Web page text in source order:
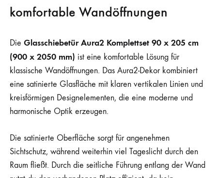
komfortable Wandöffnungen
Die Glasschiebetür Aura2 Komplettset 90 x 205 cm
(900 x 2050 mm) ist eine komfortable Lösung für
klassische Wandöffnungen. Das Aura2-Dekor kombiniert
eine satinierte Glasfläche mit klaren vertikalen Linien und
kreisförmigen Designelementen, die eine moderne und
harmonische Optik erzeugen.
Die satinierte Oberfläche sorgt für angenehmen
Sichtschutz, während weiterhin viel Tageslicht durch den
Raum fließt. Durch die seitliche Führung entlang der Wand